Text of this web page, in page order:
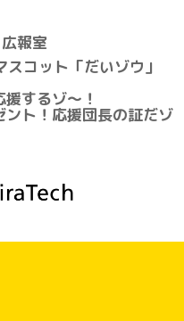
報室
コット「だいゾウ」
するゾ～！
ト！応援団長の証だゾ